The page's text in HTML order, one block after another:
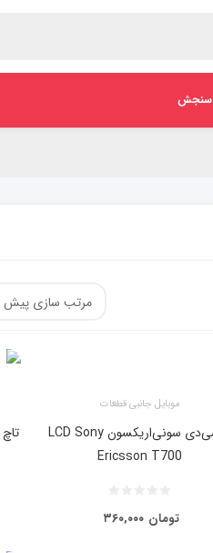
سنجش
موبایل جانبی قطعات
ال‌سی‌دی سونی‌اریکسون LCD Sony
Ericsson T700
۳۶۰,۰۰۰ تومان